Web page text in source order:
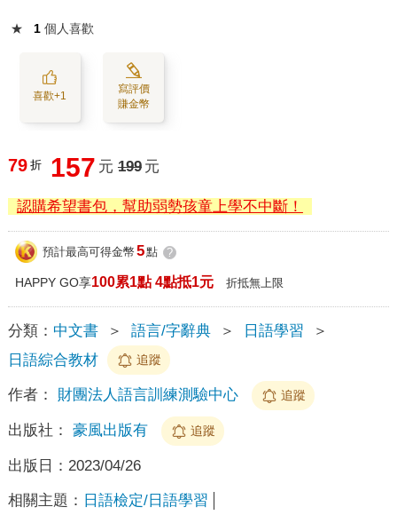
★ 1 個人喜歡
喜歡+1
寫評價
賺金幣
79 折 157 元 199 元
認購希望書包，幫助弱勢孩童上學不中斷！
預計最高可得金幣 5點 ?
HAPPY GO享100累1點 4點抵1元 折抵無上限
分類： 中文書 ＞ 語言/字辭典 ＞ 日語學習
＞
日語綜合教材
追蹤
作者： 財團法人語言訓練測驗中心 追蹤
出版社： 豪風出版有 追蹤
出版日： 2023/04/26
相關主題： 日語檢定/日語學習